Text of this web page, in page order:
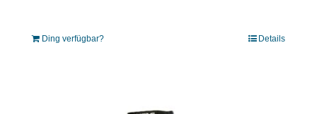
Ding verfügbar? Details